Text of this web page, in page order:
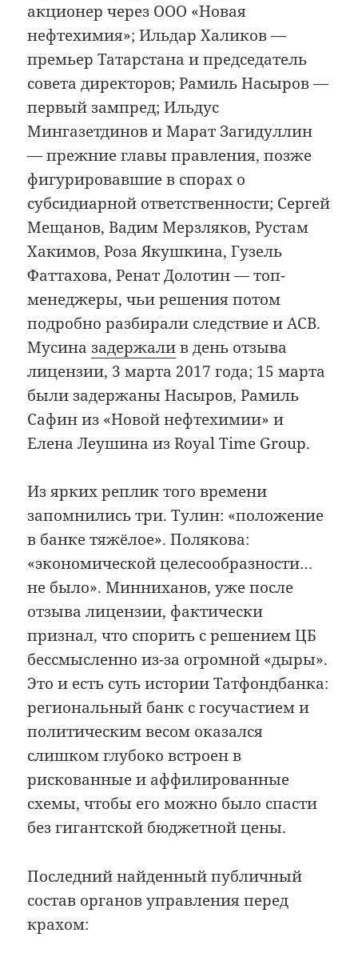
акционер через ООО «Новая
нефтехимия»; Ильдар Халиков —
премьер Татарстана и председатель
совета директоров; Рамиль Насыров —
первый зампред; Ильдус
Мингазетдинов и Марат Загидуллин
— прежние главы правления, позже
фигурировавшие в спорах о
субсидиарной ответственности; Сергей
Мещанов, Вадим Мерзляков, Рустам
Хакимов, Роза Якушкина, Гузель
Фаттахова, Ренат Долотин — топ-
менеджеры, чьи решения потом
подробно разбирали следствие и АСВ.
Мусиназадержалив день отзыва
лицензии, 3 марта 2017 года; 15 марта
были задержаны Насыров, Рамиль
Сафин из «Новой нефтехимии» и
Елена Леушина из Royal Time Group.
Из ярких реплик того времени
запомнились три. Тулин: «положение
в банке тяжёлое». Полякова:
«экономической целесообразности…
не было». Минниханов, уже после
отзыва лицензии, фактически
признал, что спорить с решением ЦБ
бессмысленно из-за огромной «дыры».
Это и есть суть истории Татфондбанка:
региональный банк с госучастием и
политическим весом оказался
слишком глубоко встроен в
рискованные и аффилированные
схемы, чтобы его можно было спасти
без гигантской бюджетной цены.
Последний найденный публичный
состав органов управления перед
крахом: